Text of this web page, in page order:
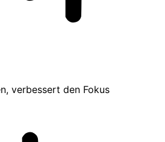
verbessert den Fokus